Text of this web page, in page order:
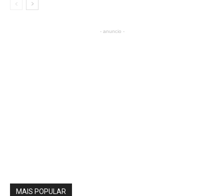
- anuncio -
MAIS POPULAR